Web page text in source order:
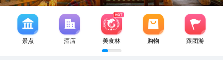
景点 酒店 美食林 购物 跟团游